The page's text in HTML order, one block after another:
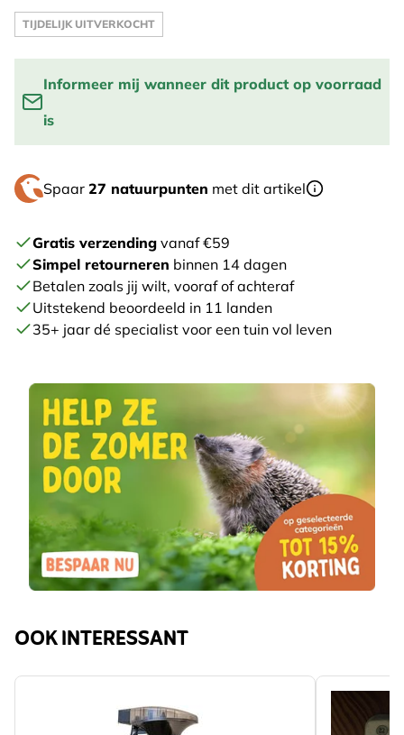
TIJDELIJK UITVERKOCHT
Informeer mij wanneer dit product op voorraad
is
Vul je email adres in om een melding te krijgen wanneer
het product weer op voorraad is:
Spaar 27 natuurpunten met dit artikel
Gratis verzending vanaf €59
Simpel retourneren binnen 14 dagen
Betalen zoals jij wilt, vooraf of achteraf
Uitstekend beoordeeld in 11 landen
35+ jaar dé specialist voor een tuin vol leven
OOK INTERESSANT